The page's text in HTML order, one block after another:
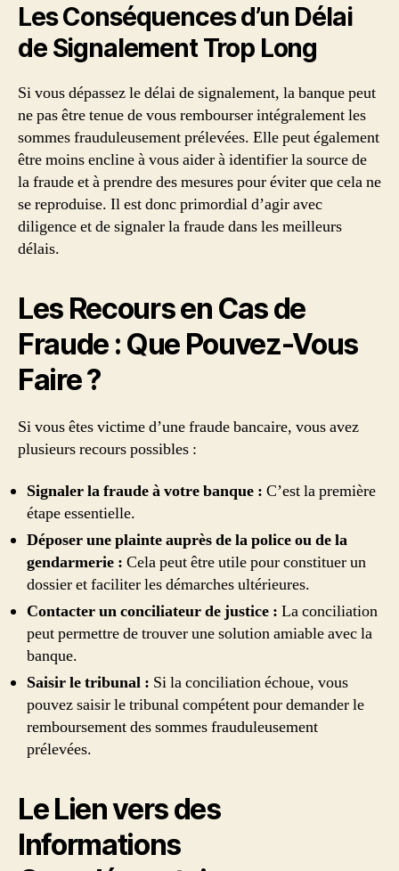
Les Conséquences d’un Délai
de Signalement Trop Long
Si vous dépassez le délai de signalement, la banque peut
ne pas être tenue de vous rembourser intégralement les
sommes frauduleusement prélevées. Elle peut également
être moins encline à vous aider à identifier la source de
la fraude et à prendre des mesures pour éviter que cela ne
se reproduise. Il est donc primordial d’agir avec
diligence et de signaler la fraude dans les meilleurs
délais.
Les Recours en Cas de
Fraude : Que Pouvez-Vous
Faire ?
Si vous êtes victime d’une fraude bancaire, vous avez
plusieurs recours possibles :
Signaler la fraude à votre banque : C’est la première
étape essentielle.
Déposer une plainte auprès de la police ou de la
gendarmerie : Cela peut être utile pour constituer un
dossier et faciliter les démarches ultérieures.
Contacter un conciliateur de justice : La conciliation
peut permettre de trouver une solution amiable avec la
banque.
Saisir le tribunal : Si la conciliation échoue, vous
pouvez saisir le tribunal compétent pour demander le
remboursement des sommes frauduleusement
prélevées.
Le Lien vers des
Informations